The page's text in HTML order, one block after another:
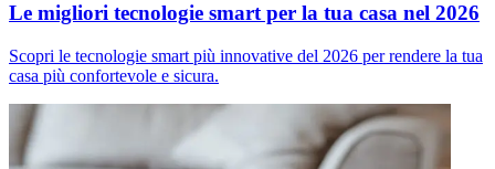
Le migliori tecnologie smart per la tua casa nel 2026
Scopri le tecnologie smart più innovative del 2026 per rendere la tua
casa più confortevole e sicura.